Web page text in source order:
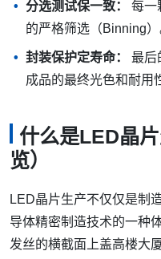
分选测试保一致：
每一
的严格筛选（Binning）
封装保护定寿命：
最后
成品的最终光色和耐用
什么是LED晶
览）
LED晶片生产不仅仅是制
导体精密制造技术的一种
发丝的横截面上盖高楼大